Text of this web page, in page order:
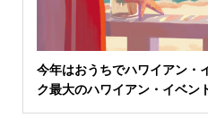
今年はおうちでハワイアン・
ク最大のハワイアン・イベン